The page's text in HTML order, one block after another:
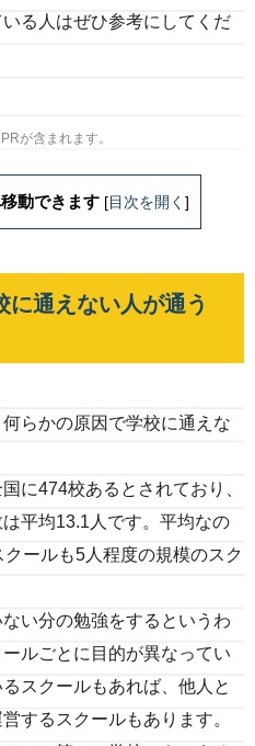
る人はぜひ参考にしてくだ
が含まれます。
動できます [ 目次を開く ]
に通えない人が通う
らかの原因で学校に通えな
に474校あるとされており、
平均13.1人です。平均なの
ールも5人程度の規模のスク
い分の勉強をするというわ
ルごとに目的が異なってい
スクールもあれば、他人と
するスクールもあります。